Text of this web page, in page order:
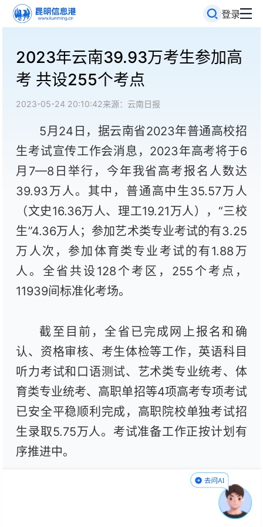
登录
2023年云南39.93万考生参加高
考 共设255个考点
2023-05-24 20:10:42来源：云南日报
5月24日，据云南省2023年普通高校招
生考试宣传工作会消息，2023年高考将于6
月7—8日举行，今年我省高考报名人数达
39.93万人。其中，普通高中生35.57万人
（文史16.36万人、理工19.21万人），“三校
生”4.36万人；参加艺术类专业考试的有3.25
万人次，参加体育类专业考试的有1.88万
人。全省共设128个考区，255个考点，
11939间标准化考场。
截至目前，全省已完成网上报名和确
认、资格审核、考生体检等工作，英语科目
听力考试和口语测试、艺术类专业统考、体
育类专业统考、高职单招等4项高考专项考试
已安全平稳顺利完成，高职院校单独考试招
生录取5.75万人。考试准备工作正按计划有
序推进中。
据介绍，今年我省普通高校招生考试紧
紧围绕实现“三无三稳三确保”的“平安高考”目